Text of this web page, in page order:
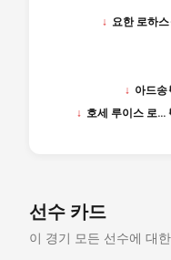
↓ 요한 로하스
↓ 아드송
↓ 호세 루이스 로드리게스
선수 카드
이 경기 모든 선수에 대